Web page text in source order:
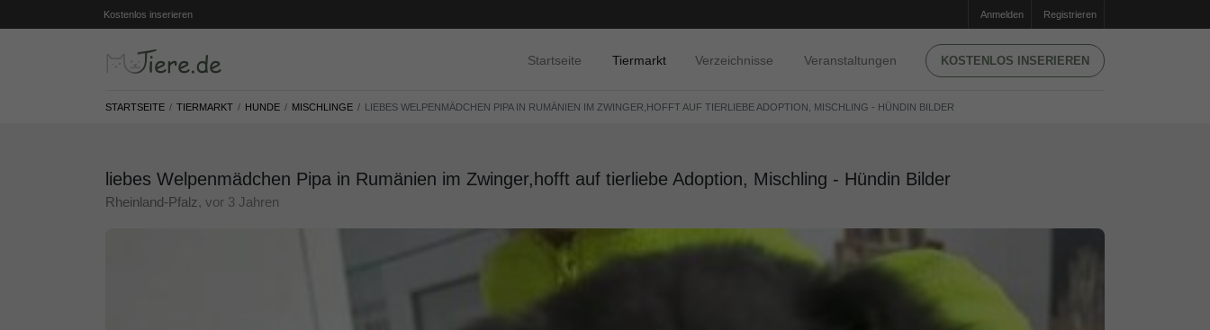
Kostenlos inserieren Anmelden Registrieren
Startseite Tiermarkt Verzeichnisse Veranstaltungen KOSTENLOS INSERIEREN
STARTSEITE TIERMARKT HUNDE MISCHLINGE LIEBES WELPENMÄDCHEN PIPA IN RUMÄNIEN IM ZWINGER,HOFFT AUF TIERLIEBE ADOPTION, MISCHLING - HÜNDIN BILDER
liebes Welpenmädchen Pipa in Rumänien im Zwinger,hofft auf tierliebe Adoption, Mischling - Hündin Bilder
Rheinland-Pfalz, vor 3 Jahren